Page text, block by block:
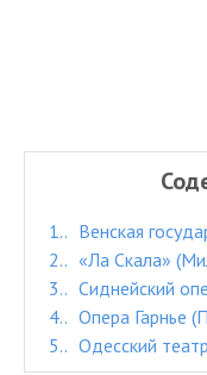
1.
Венская
2.
«Ла Скала»
3.
Сиднейский
4.
Опера Гарнье
5.
Одесский